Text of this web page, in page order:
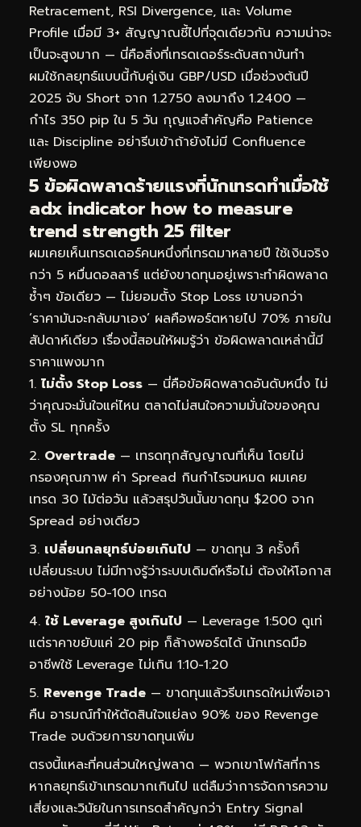
Retracement, RSI Divergence, และ Volume
Profile เมื่อมี 3+ สัญญาณชี้ไปที่จุดเดียวกัน ความน่าจะ
เป็นจะสูงมาก — นี่คือสิ่งที่เทรดเดอร์ระดับสถาบันทำ
ผมใช้กลยุทธ์แบบนี้กับคู่เงิน GBP/USD เมื่อช่วงต้นปี
2025 จับ Short จาก 1.2750 ลงมาถึง 1.2400 —
กำไร 350 pip ใน 5 วัน กุญแจสำคัญคือ Patience
และ Discipline อย่ารีบเข้าถ้ายังไม่มี Confluence
เพียงพอ
5 ข้อผิดพลาดร้ายแรงที่นักเทรดทำเมื่อใช้
adx indicator how to measure
trend strength 25 filter
ผมเคยเห็นเทรดเดอร์คนหนึ่งที่เทรดมาหลายปี ใช้เงินจริง
กว่า 5 หมื่นดอลลาร์ แต่ยังขาดทุนอยู่เพราะทำผิดพลาด
ซ้ำๆ ข้อเดียว — ไม่ยอมตั้ง Stop Loss เขาบอกว่า
‘ราคามันจะกลับมาเอง’ ผลคือพอร์ตหายไป 70% ภายใน
สัปดาห์เดียว เรื่องนี้สอนให้ผมรู้ว่า ข้อผิดพลาดเหล่านี้มี
ราคาแพงมาก
ไม่ตั้ง Stop Loss — นี่คือข้อผิดพลาดอันดับหนึ่ง ไม่
ว่าคุณจะมั่นใจแค่ไหน ตลาดไม่สนใจความมั่นใจของคุณ
ตั้ง SL ทุกครั้ง
Overtrade — เทรดทุกสัญญาณที่เห็น โดยไม่
กรองคุณภาพ ค่า Spread กินกำไรจนหมด ผมเคย
เทรด 30 ไม้ต่อวัน แล้วสรุปวันนั้นขาดทุน $200 จาก
Spread อย่างเดียว
เปลี่ยนกลยุทธ์บ่อยเกินไป — ขาดทุน 3 ครั้งก็
เปลี่ยนระบบ ไม่มีทางรู้ว่าระบบเดิมดีหรือไม่ ต้องให้โอกาส
อย่างน้อย 50-100 เทรด
ใช้ Leverage สูงเกินไป — Leverage 1:500 ดูเท่
แต่ราคาขยับแค่ 20 pip ก็ล้างพอร์ตได้ นักเทรดมือ
อาชีพใช้ Leverage ไม่เกิน 1:10-1:20
Revenge Trade — ขาดทุนแล้วรีบเทรดใหม่เพื่อเอา
คืน อารมณ์ทำให้ตัดสินใจแย่ลง 90% ของ Revenge
Trade จบด้วยการขาดทุนเพิ่ม
ตรงนี้แหละที่คนส่วนใหญ่พลาด — พวกเขาโฟกัสที่การ
หากลยุทธ์เข้าเทรดมากเกินไป แต่ลืมว่าการจัดการความ
เสี่ยงและวินัยในการเทรดสำคัญกว่า Entry Signal